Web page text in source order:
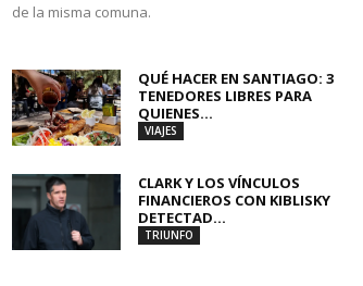
de la misma comuna.
QUÉ HACER EN SANTIAGO: 3
TENEDORES LIBRES PARA
QUIENES...
VIAJES
CLARK Y LOS VÍNCULOS
FINANCIEROS CON KIBLISKY
DETECTAD...
TRIUNFO